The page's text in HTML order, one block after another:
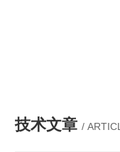
技术文章 /